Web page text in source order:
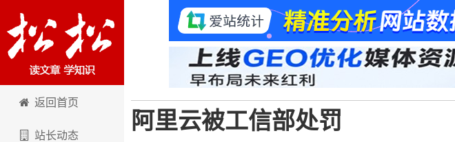
卢松松博客
返回首页
站长动态
阿里云被工信部处罚